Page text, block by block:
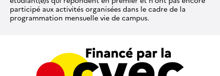
participé aux activités organisées dans le cadre de la
programmation mensuelle vie de campus.